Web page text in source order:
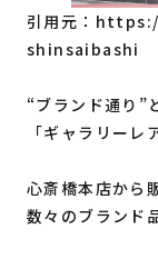
引用元：
shinsaibashi
“ブランド通り”
「ギャラリーレ
心斎橋本店から
数々のブランド